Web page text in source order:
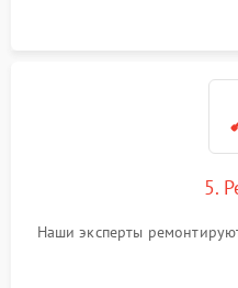
5.
Наши эксперты